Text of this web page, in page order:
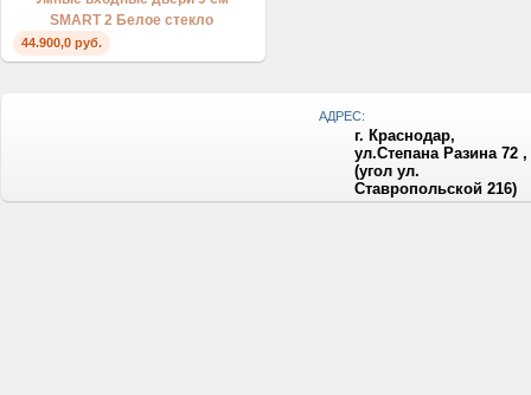
SMART 2 Белое стекло
44.900,0 руб.
АДРЕС:
г. Краснодар,
ул.Степана Разина 72 ,
(угол ул.
Ставропольской 216)